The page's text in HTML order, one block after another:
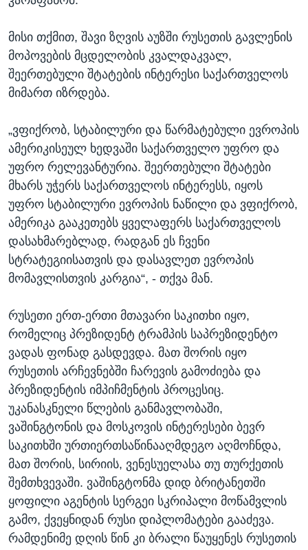
მისი თქმით, შავი ზღვის აუზში რუსეთის გავლენის
მოპოვების მცდელობის კვალდაკვალ,
შეერთებული შტატების ინტერესი საქართველოს
მიმართ იზრდება.
„ვფიქრობ, სტაბილური და წარმატებული ევროპის
ამერიკისეულ ხედვაში საქართველო უფრო და
უფრო რელევანტურია. შეერთებული შტატები
მხარს უჭერს საქართველოს ინტერესს, იყოს
უფრო სტაბილური ევროპის ნაწილი და ვფიქრობ,
ამერიკა გააკეთებს ყველაფერს საქართველოს
დასახმარებლად, რადგან ეს ჩვენი
სტრატეგიისათვის და დასავლეთ ევროპის
მომავლისთვის კარგია“, - თქვა მან.
რუსეთი ერთ-ერთი მთავარი საკითხი იყო,
რომელიც პრეზიდენტ ტრამპის საპრეზიდენტო
ვადას ფონად გასდევდა. მათ შორის იყო
რუსეთის არჩევნებში ჩარევის გამოძიება და
პრეზიდენტის იმპიჩმენტის პროცესიც.
უკანასკნელი წლების განმავლობაში,
ვაშინგტონის და მოსკოვის ინტერესები ბევრ
საკითხში ურთიერთსაწინააღმდეგო აღმოჩნდა,
მათ შორის, სირიის, ვენესუელასა თუ თურქეთის
შემთხვევაში. ვაშინგტონმა დიდ ბრიტანეთში
ყოფილი აგენტის სერგეი სკრიპალი მოწამვლის
გამო, ქვეყნიდან რუსი დიპლომატები გააძევა.
რამდენიმე დღის წინ კი ბრალი წაუყენეს რუსეთის